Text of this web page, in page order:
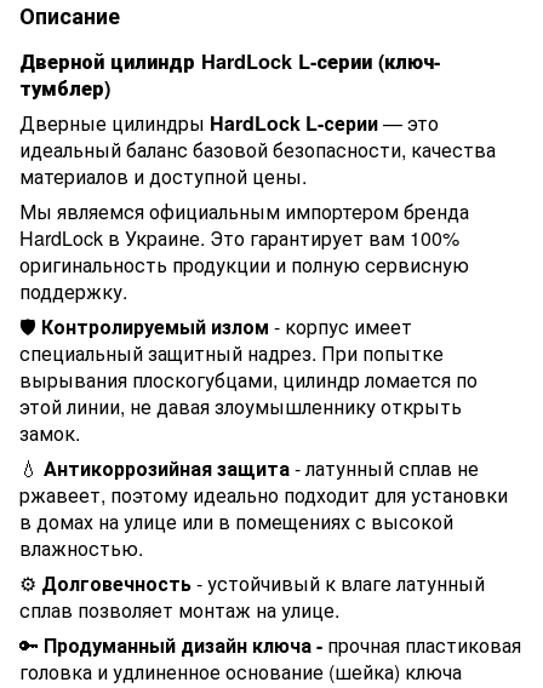
Описание
Дверной цилиндр HardLock L-серии (ключ-
тумблер)
Дверные цилиндры HardLock L-серии— это
идеальный баланс базовой безопасности, качества
материалов и доступной цены.
Мы являемся официальным импортером бренда
HardLock в Украине. Это гарантирует вам 100%
оригинальность продукции и полную сервисную
поддержку.
🛡️ Контролируемый излом - корпус имеет
специальный защитный надрез. При попытке
вырывания плоскогубцами, цилиндр ломается по
этой линии, не давая злоумышленнику открыть
замок.
💧 Антикоррозийная защита- латунный сплав не
ржавеет, поэтому идеально подходит для установки
в домах на улице или в помещениях с высокой
влажностью.
⚙️ Долговечность- устойчивый к влаге латунный
сплав позволяет монтаж на улице.
🔑 Продуманный дизайн ключа- прочная пластиковая
головка и удлиненное основание (шейка) ключа